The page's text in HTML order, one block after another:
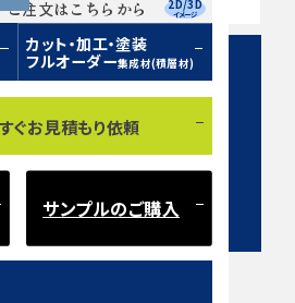
ご注文はこちらから
カット・加工・塗装
フルオーダー集成材(積層材)
2D/3D
イメージ
ぐお見積もり依頼
サンプルのご購入
問い合わせフォーム